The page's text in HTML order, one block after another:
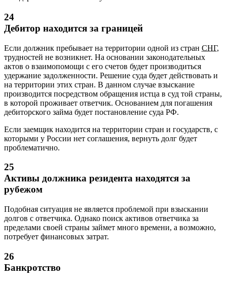
24
Дебитор находится за границей
Если должник пребывает на территории одной из стран СНГ,
трудностей не возникнет. На основании законодательных
актов о взаимопомощи с его счетов будет производиться
удержание задолженности. Решение суда будет действовать и
на территории этих стран. В данном случае взыскание
производится посредством обращения истца в суд той страны,
в которой проживает ответчик. Основанием для погашения
дебиторского займа будет постановление суда РФ.
Если заемщик находится на территории стран и государств, с
которыми у России нет соглашения, вернуть долг будет
проблематично.
25
Активы должника резидента находятся за
рубежом
Подобная ситуация не является проблемой при взыскании
долгов с ответчика. Однако поиск активов ответчика за
пределами своей страны займет много времени, а возможно,
потребует финансовых затрат.
26
Банкротство